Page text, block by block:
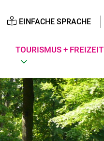
EINFACHE SPRACHE
TOURISMUS + FREIZEIT